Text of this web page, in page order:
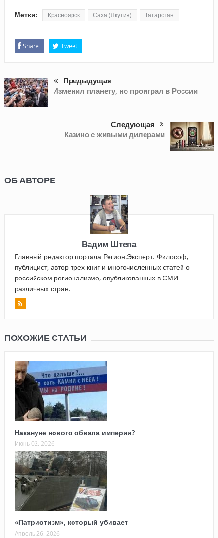
Метки: Красноярск Саха (Якутия) Татарстан
Share Tweet
Предыдущая
Изменил планету, но проиграл в России
Следующая
Казино с живыми дилерами
ОБ АВТОРЕ
Вадим Штепа
Главный редактор портала Регион.Эксперт. Философ,
публицист, автор трех книг и многочисленных статей о
российском регионализме, опубликованных в СМИ
различных стран.
ПОХОЖИЕ СТАТЬИ
Накануне нового обвала империи?
Июнь 02, 2026
«Патриотизм», который убивает
Апрель 26, 2026